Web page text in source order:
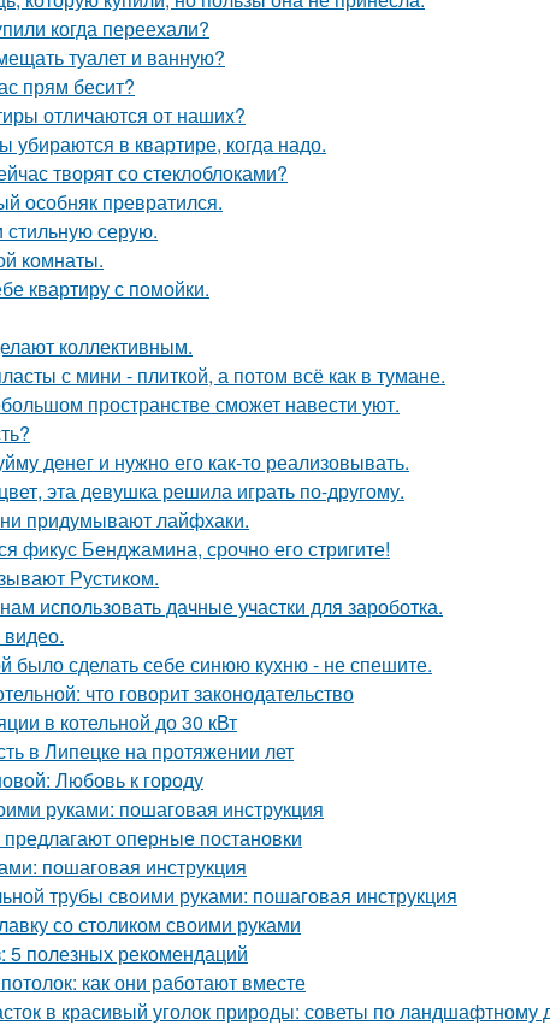
когда переехали?
туалет и ванную?
прям бесит?
отличаются от наших?
убираются в квартире, когда надо.
творят со стеклоблоками?
особняк превратился.
стильную серую.
комнаты.
квартиру с помойки.
коллективным.
с мини - плиткой, а потом всё как в тумане.
пространстве сможет навести уют.
денег и нужно его как-то реализовывать.
эта девушка решила играть по-другому.
придумывают лайфхаки.
фикус Бенджамина, срочно его стригите!
Рустиком.
использовать дачные участки для зароботка.
видео.
было сделать себе синюю кухню - не спешите.
что говорит законодательство
в котельной до 30 кВт
в Липецке на протяжении лет
Любовь к городу
руками: пошаговая инструкция
оперные постановки
пошаговая инструкция
трубы своими руками: пошаговая инструкция
со столиком своими руками
5 полезных рекомендаций
как они работают вместе
в красивый уголок природы: советы по ландшафтному